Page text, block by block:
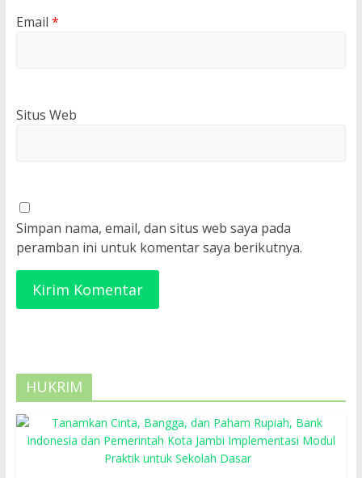
Email *
Situs Web
Simpan nama, email, dan situs web saya pada
peramban ini untuk komentar saya berikutnya.
HUKRIM